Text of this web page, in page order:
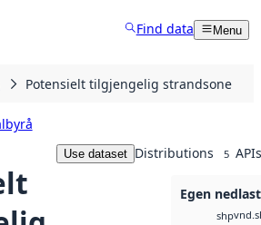
Find data Menu
Potensielt tilgjengelig strandsone
Use dataset Distributions 5 APIs
Egen
shp